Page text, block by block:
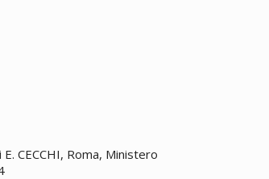
CECCHI, Roma, Ministero